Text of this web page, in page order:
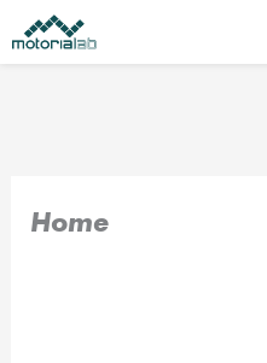
al
contenuto
Home